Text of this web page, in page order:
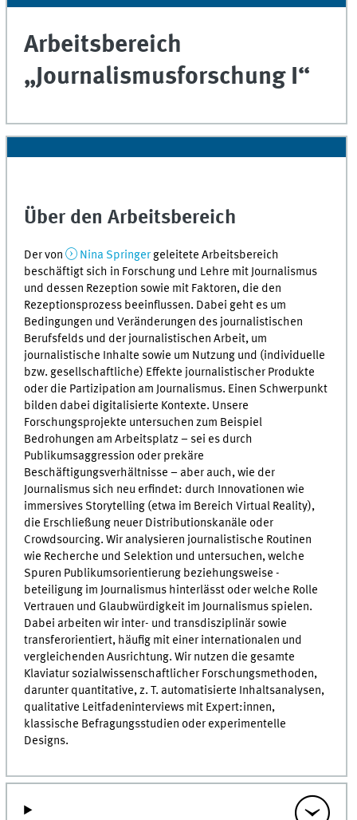
Arbeitsbereich
„Journalismusforschung I“
Über den Arbeitsbereich
Der von Nina Springergeleitete Arbeitsbereich
beschäftigt sich in Forschung und Lehre mit Journalismus
und dessen Rezeption sowie mit Faktoren, die den
Rezeptionsprozess beeinflussen. Dabei geht es um
Bedingungen und Veränderungen des journalistischen
Berufsfelds und der journalistischen Arbeit, um
journalistische Inhalte sowie um Nutzung und (individuelle
bzw. gesellschaftliche) Effekte journalistischer Produkte
oder die Partizipation am Journalismus. Einen Schwerpunkt
bilden dabei digitalisierte Kontexte. Unsere
Forschungsprojekte untersuchen zum Beispiel
Bedrohungen am Arbeitsplatz – sei es durch
Publikumsaggression oder prekäre
Beschäftigungsverhältnisse – aber auch, wie der
Journalismus sich neu erfindet: durch Innovationen wie
immersives Storytelling (etwa im Bereich Virtual Reality),
die Erschließung neuer Distributionskanäle oder
Crowdsourcing. Wir analysieren journalistische Routinen
wie Recherche und Selektion und untersuchen, welche
Spuren Publikumsorientierung beziehungsweise -
beteiligung im Journalismus hinterlässt oder welche Rolle
Vertrauen und Glaubwürdigkeit im Journalismus spielen.
Dabei arbeiten wir inter- und transdisziplinär sowie
transferorientiert, häufig mit einer internationalen und
vergleichenden Ausrichtung. Wir nutzen die gesamte
Klaviatur sozialwissenschaftlicher Forschungsmethoden,
darunter quantitative, z. T. automatisierte Inhaltsanalysen,
qualitative Leitfadeninterviews mit Expert:innen,
klassische Befragungsstudien oder experimentelle
Designs.